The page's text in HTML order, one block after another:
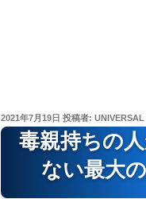
投
稿
2021年7月19日 投稿者:
毒親持ちの
ない最大